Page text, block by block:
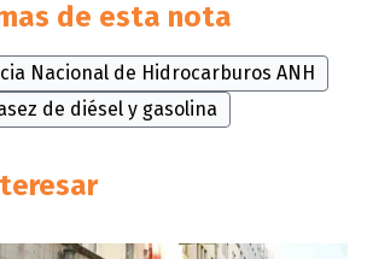
de esta nota
Nacional de Hidrocarburos ANH
de diésel y gasolina